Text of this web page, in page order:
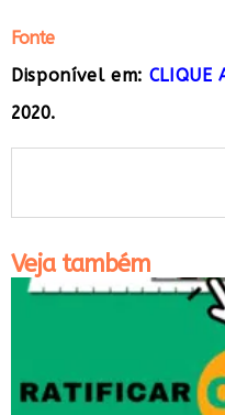
Fonte
Disponível em: CLIQUE
2020.
Veja também